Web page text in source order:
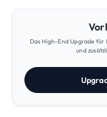
Das High-End Upgrade für
und